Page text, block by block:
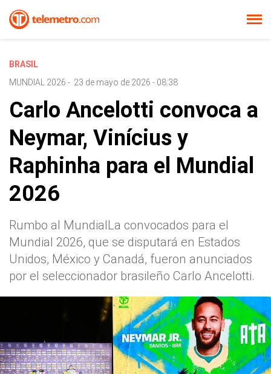
BRASIL
MUNDIAL 2026 - 23 de mayo de 2026 - 08:38
Carlo Ancelotti convoca a
Neymar, Vinícius y
Raphinha para el Mundial
2026
Rumbo al MundialLa convocados para el
Mundial 2026, que se disputará en Estados
Unidos, México y Canadá, fueron anunciados
por el seleccionador brasileño Carlo Ancelotti.